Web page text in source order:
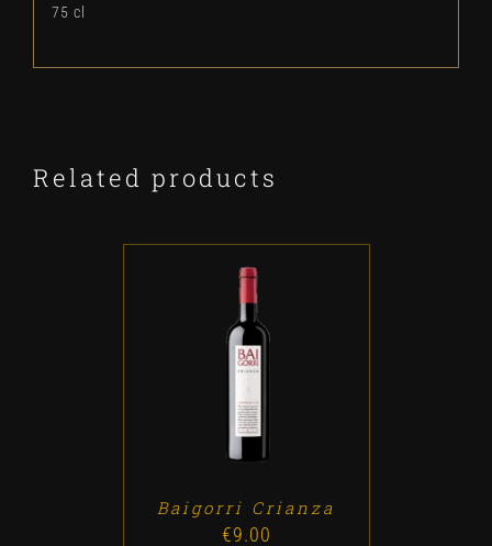
75 cl
Related products
ADD TO CART /
Baigorri Crianza
€9.00